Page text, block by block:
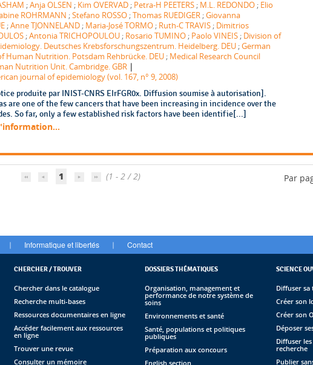
;Anja OLSEN ; Kim OVERVAD ; Petra-H PEETERS ; M.L. REDONDO ; Elio
ROHRMANN ;Stefano ROSSO ;Thomas RUEDIGER ;Giovanna
;Anne TJONNELAND ; Maria-José TORMO ; Ruth-C TRAVIS ; Dimitrios
;Antonia TRICHOPOULOU ; Rosario TUMINO ; Paolo VINEIS ; Division of
Deutsches Krebsforschungszentrum. Heidelberg. DEU ;German
Human Nutrition. Potsdam Rehbrücke. DEU ; Medical Research Council
Nutrition Unit. Cambridge. GBR |
journal of epidemiology (vol. 167, n° 9, 2008)
produite par INIST-CNRS EIrFGR0x. Diffusion soumise à autorisation].
are one of the few cancers that have been increasing in incidence over the
So far, only a few established risk factors have been identifie[...]
1 (1 - 2 / 2) Par
| Informatique et libertés | Contact
CHERCHER / TROUVER
Chercher dans le catalogue
Recherche multi-bases
Ressources documentaires en ligne
Accéder facilement aux ressources
en ligne
Trouver une revue
Consulter un mémoire
DOSSIERS THÉMATIQUES
Organisation, management et
performance de notre système de
soins
Environnements et santé
Santé, populations et politiques
publiques
Préparation aux concours
English section
SCIENCE
Diffuser sa
Créer son
Créer son
Déposer
Diffuser
recherche
Publier